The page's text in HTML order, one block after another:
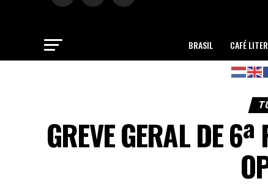
BRASIL CAFÉ
GREVE GERAL DE